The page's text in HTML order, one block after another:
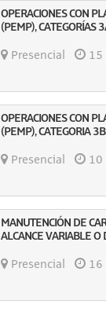
OPERACIONES CON
(PEMP),
Presencial
15
OPERACIONES CON
(PEMP), CATEGORIA
Presencial
10
MANUTENCIÓN DE
ALCANCE VARIABLE O
Presencial
16